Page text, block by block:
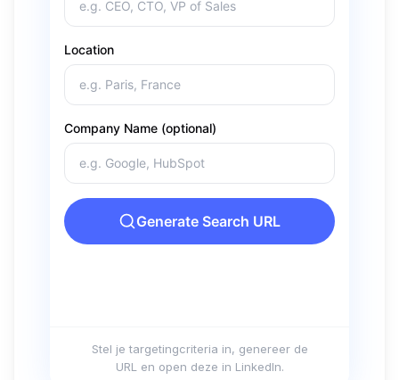
Stel je targetingcriteria in, genereer de
URL en open deze in LinkedIn.